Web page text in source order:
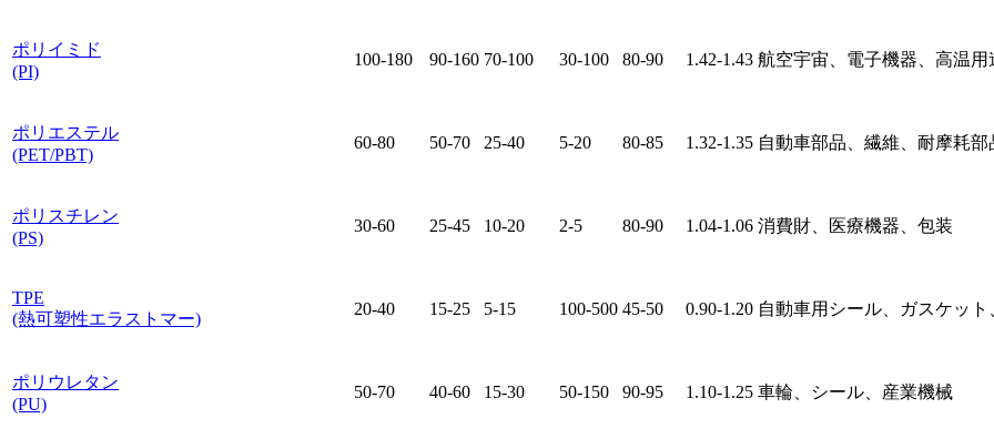
ポリイミド
(PI)
100-180 90-160 70-100 30-100 80-90 1.42-1.43 航空宇宙、電子機器、高温用
ポリエステル
(PET/PBT)
60-80 50-70 25-40 5-20 80-85 1.32-1.35 自動車部品、繊維、耐摩耗部
ポリスチレン
(PS)
30-60 25-45 10-20 2-5 80-90 1.04-1.06 消費財、医療機器、包装
TPE
(熱可塑性エラストマー)
20-40 15-25 5-15 100-500 45-50 0.90-1.20 自動車用シール、ガスケット
ポリウレタン
(PU)
50-70 40-60 15-30 50-150 90-95 1.10-1.25 車輪、シール、産業機械